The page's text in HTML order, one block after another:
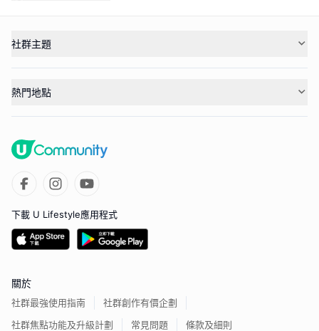
社群主題
熱門地點
下載 U Lifestyle應用程式
關於
社群最強使用指南
社群創作有價企劃
社群焦點功能及升級計劃
常見問題 條款及細則